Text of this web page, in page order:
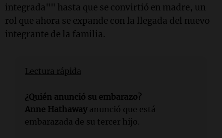
integrada"" hasta que se convirtió en madre, un
rol que ahora se expande con la llegada del nuevo
integrante de la familia.
Lectura rápida
¿Quién anunció su embarazo?
Anne Hathaway anunció que está
embarazada de su tercer hijo.